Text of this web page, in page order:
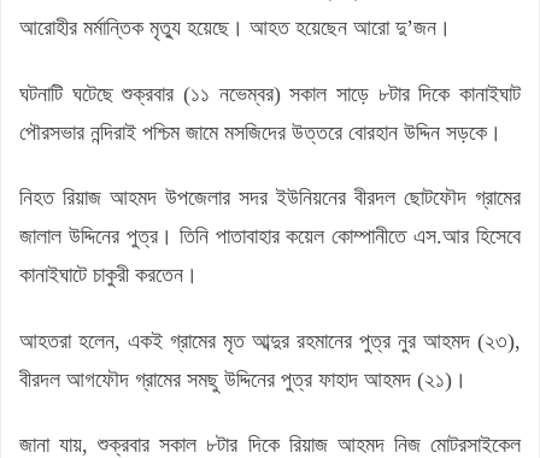
আরোহীর মর্মান্তিক মৃত্যু হয়েছে। আহত হয়েছেন আরো দু’জন।
ঘটনাটি ঘটেছে শুক্রবার (১১ নভেম্বর) সকাল সাড়ে ৮টার দিকে কানাইঘাট
পৌরসভার নন্দিরাই পশ্চিম জামে মসজিদের উত্তরে বোরহান উদ্দিন সড়কে।
নিহত রিয়াজ আহমদ উপজেলার সদর ইউনিয়নের বীরদল ছোটফৌদ গ্রামের
জালাল উদ্দিনের পুত্র। তিনি পাতাবাহার কয়েল কোম্পানীতে এস.আর হিসেবে
কানাইঘাটে চাকুরী করতেন।
আহতরা হলেন, একই গ্রামের মৃত আব্দুর রহমানের পুত্র নুর আহমদ (২৩),
বীরদল আগফৌদ গ্রামের সমছু উদ্দিনের পুত্র ফাহাদ আহমদ (২১)।
জানা যায়, শুক্রবার সকাল ৮টার দিকে রিয়াজ আহমদ নিজ মোটরসাইকেল